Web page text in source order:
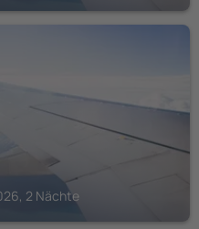
2 Nächte